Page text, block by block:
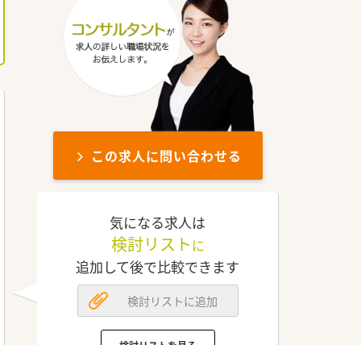
この求人に問い合わせる
気になる求人は
検討リスト に
追加して後で比較できます
検討リストに追加